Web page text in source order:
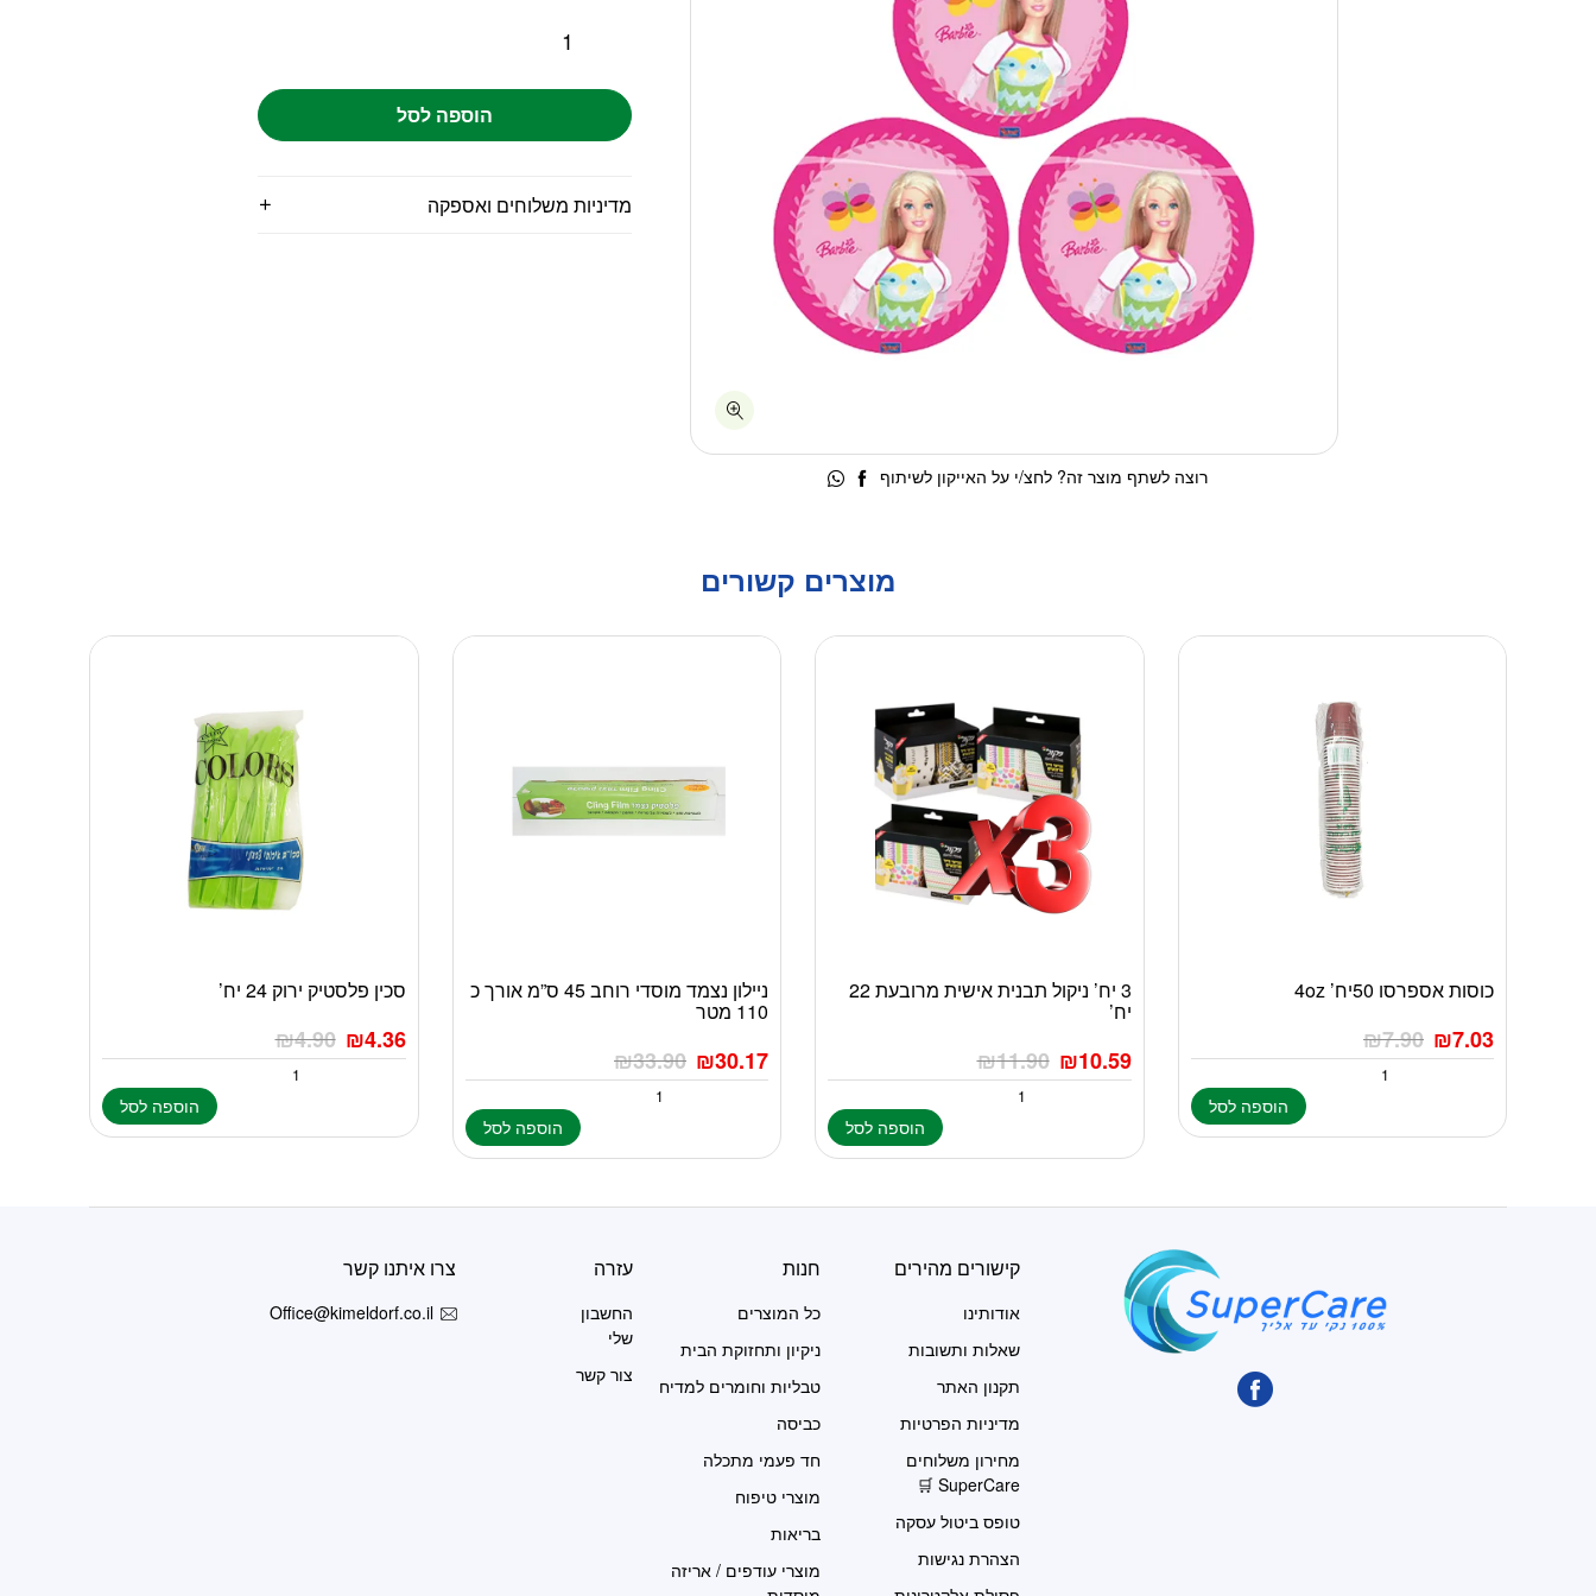
הוספה לסל
מדיניות משלוחים ואספקה
רוצה לשתף מוצר זה? לחצ/י על האייקון לשיתוף
מוצרים קשורים
כוסות אספרסו 50יח’ 4oz
₪7.90 ₪7.03
הוספה לסל
3 יח’ ניקול תבנית אישית מרובעת 22
יח’
₪11.90 ₪10.59
הוספה לסל
ניילון נצמד מוסדי רוחב 45 ס”מ אורך כ
110 מטר
₪33.90 ₪30.17
הוספה לסל
סכין פלסטיק ירוק 24 יח’
₪4.90 ₪4.36
הוספה לסל
קישורים מהירים
אודותינו
שאלות ותשובות
תקנון האתר
מדיניות הפרטיות
מחירון משלוחים
SuperCare 🛒
טופס ביטול עסקה
הצהרת נגישות
חנות
כל המוצרים
ניקיון ותחזוקת הבית
טבליות וחומרים למדיח
כביסה
חד פעמי מתכלה
מוצרי טיפוח
בריאות
מוצרי עודפים / אריזה
עזרה
החשבון
שלי
צור קשר
צרו איתנו קשר
Office@kimeldorf.co.il